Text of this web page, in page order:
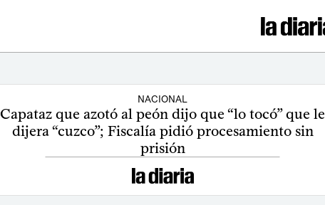
NACIONAL
Capataz que azotó al peón dijo que “lo tocó” que le
dijera “cuzco”; Fiscalía pidió procesamiento sin
prisión